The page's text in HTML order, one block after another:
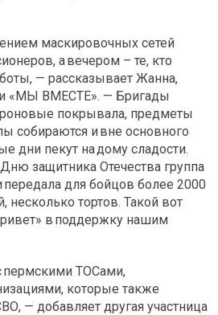
маскировочных сетей
а вечером – те, кто
— рассказывает Жанна,
«МЫ ВМЕСТЕ». — Бригады
покрывала, предметы
собираются и вне основного
дни пекут на дому сладости.
защитника Отечества группа
передала для бойцов более 2000
несколько тортов. Такой вот
в поддержку нашим
ТОСами,
которые также
— добавляет другая участница